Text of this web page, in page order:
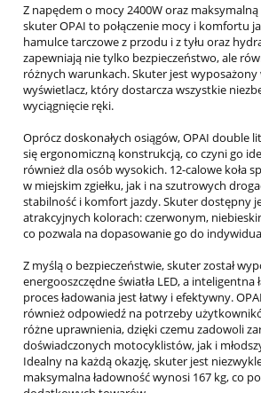
Z napędem o mocy 2400W oraz
skuter OPAI to połączenie mocy i komfortu
hamulce tarczowe z przodu i z tyłu oraz
zapewniają nie tylko bezpieczeństwo, ale
różnych warunkach. Skuter jest
wyświetlacz, który dostarcza wszystkie
wyciągnięcie ręki.
Oprócz doskonałych osiągów, OPAI double
się ergonomiczną konstrukcją, co czyni go
również dla osób wysokich. 12-calowe koła
w miejskim zgiełku, jak i na szutrowych
stabilność i komfort jazdy. Skuter dostępny
atrakcyjnych kolorach: czerwonym,
co pozwala na dopasowanie go do
Z myślą o bezpieczeństwie, skuter został
energooszczędne światła LED, a inteligentna
proces ładowania jest łatwy i efektywny.
również odpowiedź na potrzeby
różne uprawnienia, dzięki czemu zadowoli
doświadczonych motocyklistów, jak i
Idealny na każdą okazję, skuter jest
maksymalna ładowność wynosi 167 kg, co